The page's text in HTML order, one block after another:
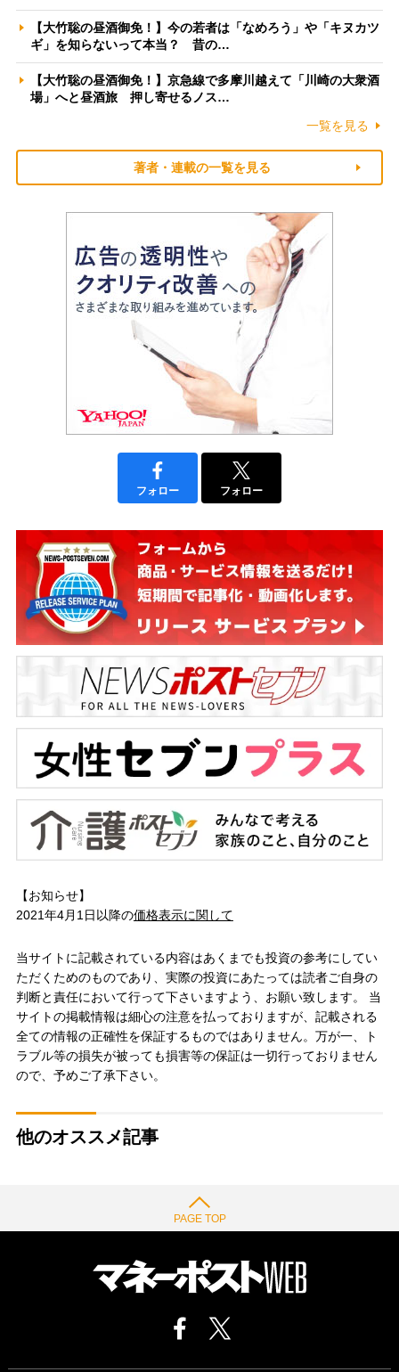
【大竹聡の昼酒御免！】今の若者は「なめろう」や「キヌカツ
ギ」を知らないって本当？ 昔の…
【大竹聡の昼酒御免！】京急線で多摩川越えて「川崎の大衆酒
場」へと昼酒旅 押し寄せるノス…
一覧を見る
著者・連載の一覧を見る
フォロー フォロー
【お知らせ】
2021年4月1日以降の価格表示に関して
当サイトに記載されている内容はあくまでも投資の参考にしてい
ただくためのものであり、実際の投資にあたっては読者ご自身の
判断と責任において行って下さいますよう、お願い致します。 当
サイトの掲載情報は細心の注意を払っておりますが、記載される
全ての情報の正確性を保証するものではありません。万が一、ト
ラブル等の損失が被っても損害等の保証は一切行っておりません
ので、予めご了承下さい。
他のオススメ記事
PAGE TOP